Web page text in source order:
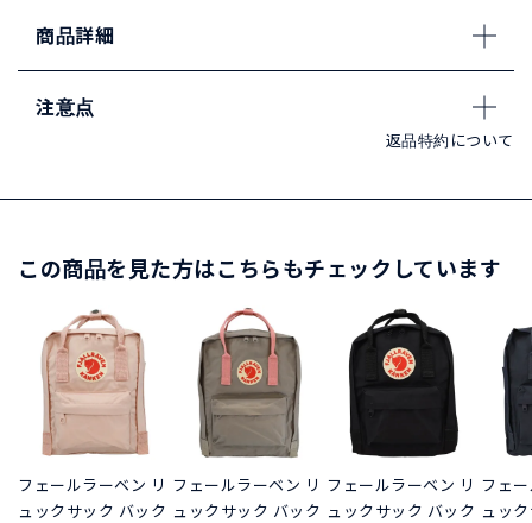
商品詳細
注意点
返品特約について
この商品を見た方はこちらもチェックしています
フェールラーベン リ
ュックサック バック
フェールラーベン リ
ュックサック バック
フェールラーベン リ
ュックサック バック
フェ
ュッ